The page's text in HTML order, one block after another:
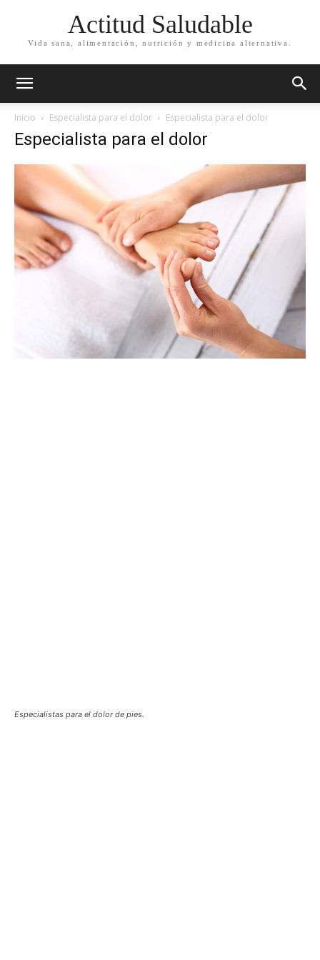
Actitud Saludable
Vida sana, alimentación, nutrición y medicina alternativa.
Inicio Especialista para el dolor Especialista para el dolor
Especialista para el dolor
Especialistas para el dolor de pies.